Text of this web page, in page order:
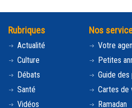
Rubriques
Actualité
Culture
Débats
Santé
Vidéos
Nos
Votre
Petites
Guide des
Cartes de
Ramadan